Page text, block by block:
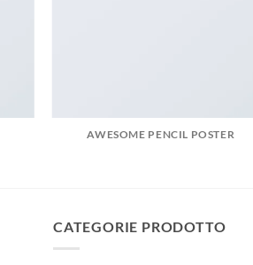
AWESOME PENCIL POSTER
CATEGORIE PRODOTTO